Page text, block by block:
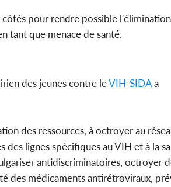
pour rendre possible
tant que menace de santé.
des jeunes contre leVIH-SIDAa
des ressources, à octroyer au
lignes spécifiques au VIH et à la
antidiscriminatoires, octroyer
des médicaments antirétroviraux,